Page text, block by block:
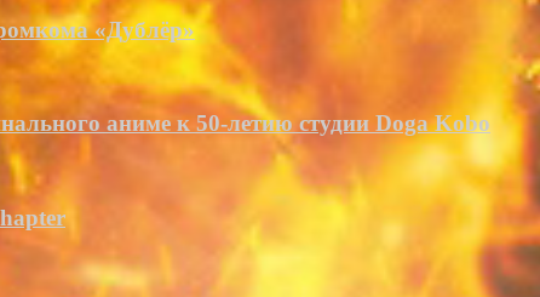
«Дублёр»
аниме к 50-летию студии Doga Kobo